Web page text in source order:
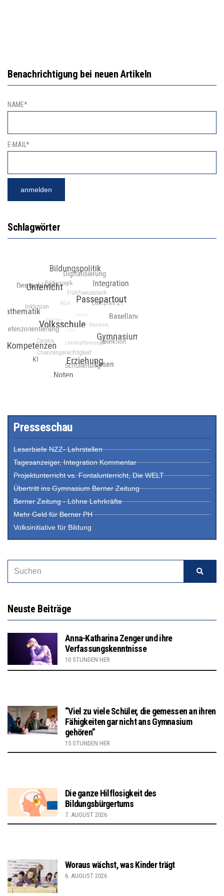
Benachrichtigung bei neuen Artikeln
NAME*
E-MAIL*
Schlagwörter
Presseschau
Leserbiefe NZZ- Lehrstellen
Tagesanzeiger, Integration Kommentar
Projektunterricht vs. Fontalunterricht, Die WELT
Übertritt ins Gymnasium Berner Zeitung
Berner Zeitung - Löhne Lehrkräfte
Mehr Geld für Berner PH
Volksinitiative für Bildung
Neuste Beiträge
Anna-Katharina Zenger und ihre
Verfassungskenntnisse
10 STUNDEN HER
“Viel zu viele Schüler, die gemessen an ihren
Fähigkeiten gar nicht ans Gymnasium
gehören”
15 STUNDEN HER
Die ganze Hilflosigkeit des
Bildungsbürgertums
7. AUGUST 2026
Woraus wächst, was Kinder trägt
6. AUGUST 2026